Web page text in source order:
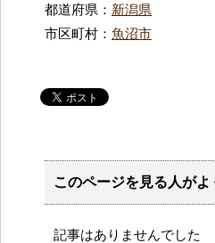
都道府県： 新潟県
市区町村： 魚沼市
このページを見る人が
記事はありませんでした